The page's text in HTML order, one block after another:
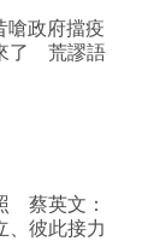
嗆政府擋疫
了 荒謬語
蔡英文：
、彼此接力